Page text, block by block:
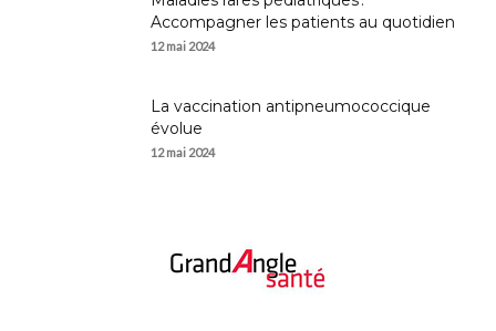
Accompagner les patients au quotidien
12 mai 2024
La vaccination antipneumococcique
évolue
12 mai 2024